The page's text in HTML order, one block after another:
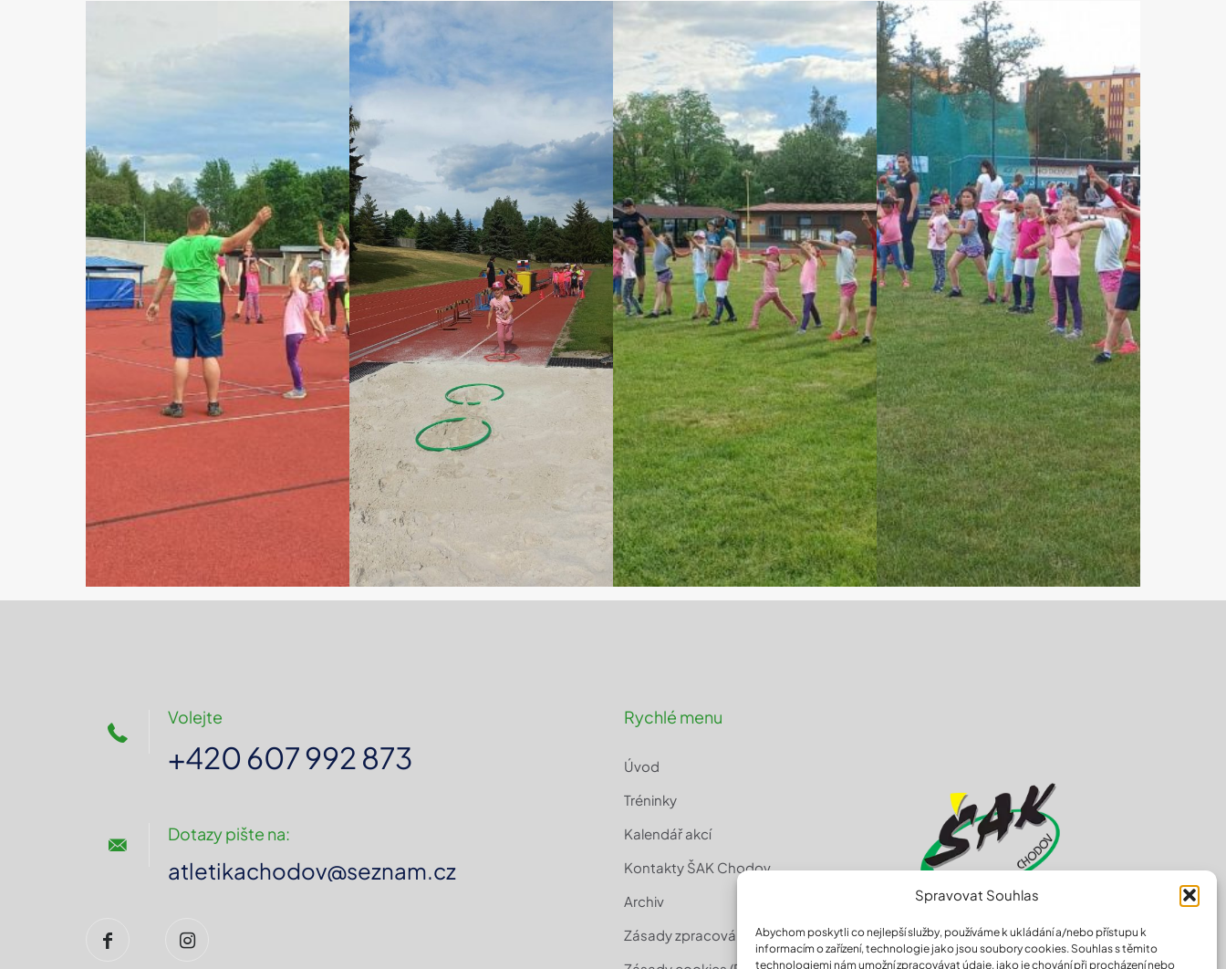
Spravovat Souhlas
Abychom poskytli co nejlepší služby, používáme k ukládání a/nebo přístupu k
informacím o zařízení, technologie jako jsou soubory cookies. Souhlas s těmito
technologiemi nám umožní zpracovávat údaje, jako je chování při procházení nebo
Volejte
+420 607 992 873
Dotazy pište na:
atletikachodov@seznam.cz
Rychlé menu
Úvod
Tréninky
Kalendář akcí
Kontakty ŠAK Chodov
Archiv
Zásady zpracování osobních údajů